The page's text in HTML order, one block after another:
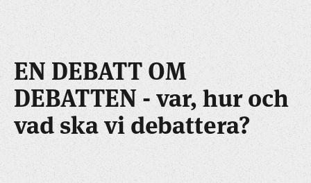
EN DEBATT OM
DEBATTEN - var, hur och
vad ska vi debattera?